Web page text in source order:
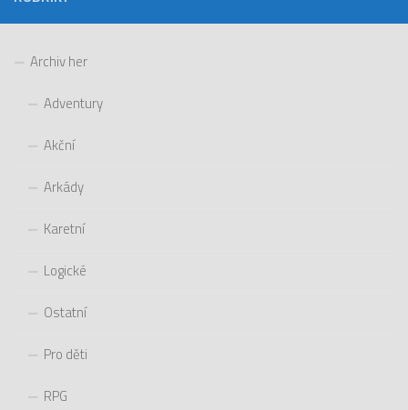
Archiv her
Adventury
Akční
Arkády
Karetní
Logické
Ostatní
Pro děti
RPG